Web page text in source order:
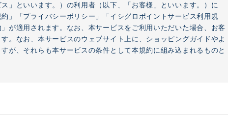
」といいます。）の利用者（以下、「お客様」といいます。）に
」「プライバシーポリシー」「イシグロポイントサービス利用規
が適用されます。なお、本サービスをご利用いただいた場合、お客
。なお、本サービスのウェブサイト上に、ショッピングガイドやよ
が、それらも本サービスの条件として本規約に組み込まれるものと